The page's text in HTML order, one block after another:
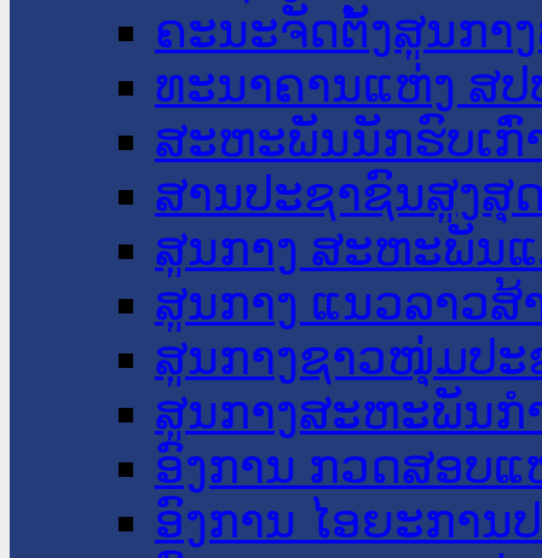
ຄະນະຈັດຕັ້ງສູນກາ
ທະນາຄານແຫ່ງ ສປ
ສະຫະພັນນັກຮົບເກົ່
ສານປະຊາຊົນສູງສຸ
ສູນກາງ ສະຫະພັນ
ສູນກາງ ແນວລາວສ້
ສູນກາງຊາວໜຸ່ມປະ
ສູນກາງສະຫະພັນກ
ອົງການ ກວດສອບແ
ອົງການ ໄອຍະການ